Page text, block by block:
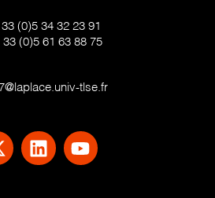
33 (0)5 34 32 23 91
33 (0)5 61 63 88 75
tlse.fr